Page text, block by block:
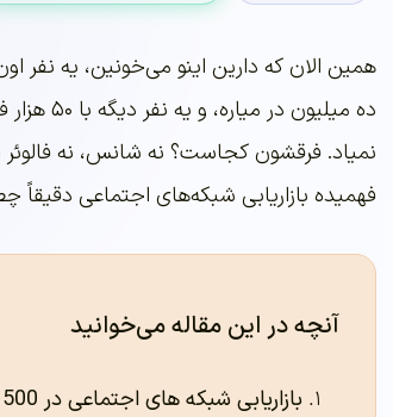
ده
نمیاد. فرقشون کجاست؟ نه شانس، نه
فهمیده بازاریابی شبکه‌های اجتماعی دقیقاً
آنچه در این مقاله می‌خوانید
بازاریابی شبکه های اجتماعی در 500 سال پیش